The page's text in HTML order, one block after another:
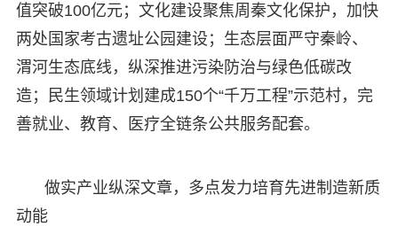
值突破100亿元；文化建设聚焦周秦文化保护，加快
两处国家考古遗址公园建设；生态层面严守秦岭、
渭河生态底线，纵深推进污染防治与绿色低碳改
造；民生领域计划建成150个“千万工程”示范村，完
善就业、教育、医疗全链条公共服务配套。
做实产业纵深文章，多点发力培育先进制造新质
动能